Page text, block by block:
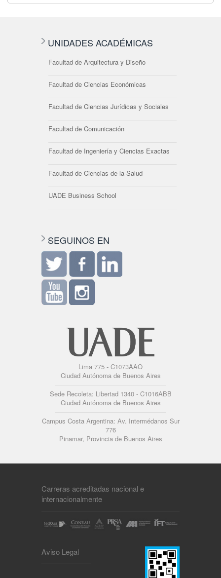
UNIDADES ACADÉMICAS
Facultad de Arquitectura y Diseño
Facultad de Ciencias Económicas
Facultad de Ciencias Jurídicas y Sociales
Facultad de Comunicación
Facultad de Ingeniería y Ciencias Exactas
Facultad de Ciencias de la Salud
UADE Business School
SEGUINOS EN
Lima 775 - C1073AAO
Ciudad Autónoma de Buenos Aires
Sede Recoleta: Libertad 1340 - C1016ABB
Ciudad Autónoma de Buenos Aires
Campus Costa Argentina: Av. Intermédanos Sur
776
Pinamar, Provincia de Buenos Aires
Carreras acreditadas nacional e
internacionalmente
Aviso Legal